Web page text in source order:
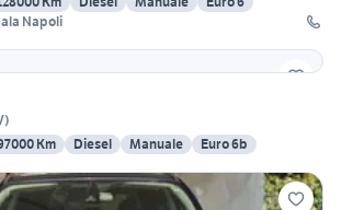
Napoli
)
Km Diesel Manuale Euro 6b